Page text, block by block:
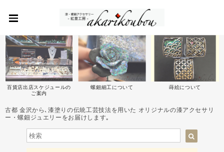
百貨店出店スケジュールの
ご案内
螺鈿細工について 蒔絵について
古都 金沢から､漆塗りの伝統工芸技法を用いた オリジナルの漆アクセサリ
ー・螺鈿ジュエリーをお届けします｡